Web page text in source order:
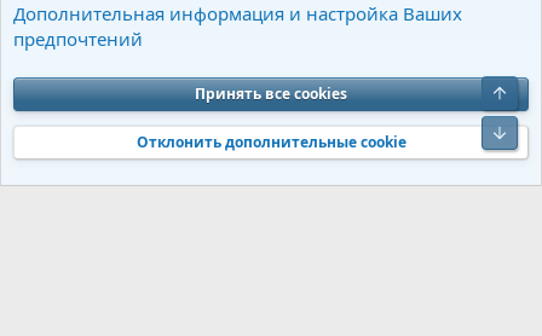
Cookies Charm by DCom
Обратная связь
Условия и правила
Политика конфиденциальности
Помощь
S
S
Community platform by XenForo® © 2010-2026 XenForo Ltd. Перевод от
Jumuro®|Media embeds via s9e/MediaSites
Дополнительная информация и настройка Ваших
предпочтений
Принять все cookies
Отклонить дополнительные cookie
Верх
Низ